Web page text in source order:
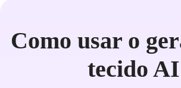
Como usar o
tecido AI